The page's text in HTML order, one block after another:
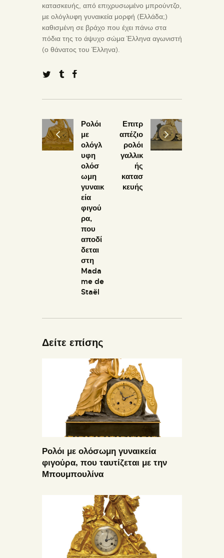
κατασκευής, από επιχρυσωμένο μπρούντζο,
με ολόγλυφη γυναικεία μορφή (Ελλάδα;)
καθισμένη σε βράχο που έχει πάνω στα
πόδια της το άψυχο σώμα Έλληνα αγωνιστή
(ο θάνατος του Έλληνα).
Ρολόι
με
ολόγλ
υφη
ολόσ
ωμη
γυναικ
εία
φιγού
ρα,
που
αποδί
δεται
στη
Mada
me de
Staël
Επιτρ
απέζιο
ρολόι
γαλλικ
ής
κατασ
κευής
Δείτε επίσης
Ρολόι με ολόσωμη γυναικεία
φιγούρα, που ταυτίζεται με την
Μπουμπουλίνα